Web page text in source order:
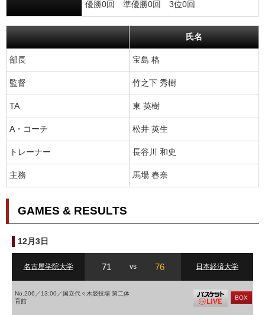
優勝0回 準優勝0回 3位0回
氏名
部長 宝島 格
監督 竹之下 秀樹
TA 東 英樹
A・コーチ 松井 英生
トレーナー 長谷川 和史
主務 馬場 春奈
GAMES & RESULTS
12月3日
名古屋学院大学 71 vs 76 日本経済大学
No.206／13:00／国立代々木競技場 第二体
育館
BOX